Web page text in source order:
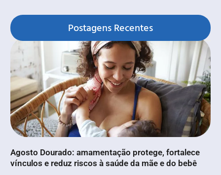
Postagens Recentes
Agosto Dourado: amamentação protege, fortalece
vínculos e reduz riscos à saúde da mãe e do bebê